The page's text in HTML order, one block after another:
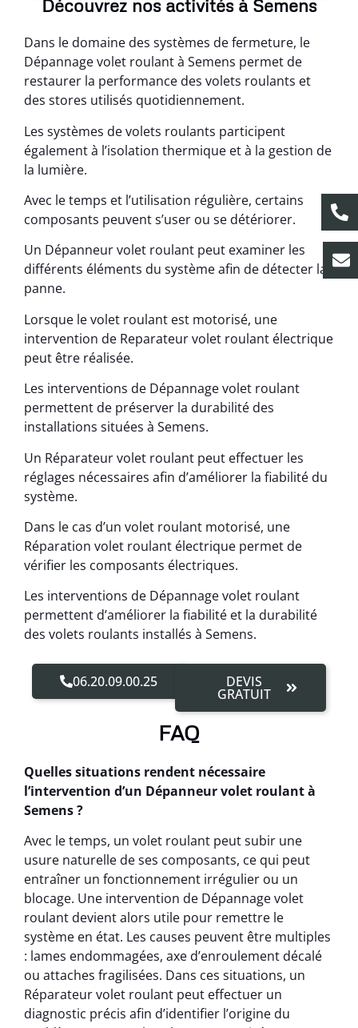
Découvrez nos activités à Semens
Dans le domaine des systèmes de fermeture, le
Dépannage volet roulant à Semens permet de
restaurer la performance des volets roulants et
des stores utilisés quotidiennement.
Les systèmes de volets roulants participent
également à l’isolation thermique et à la gestion de
la lumière.
Avec le temps et l’utilisation régulière, certains
composants peuvent s’user ou se détériorer.
Un Dépanneur volet roulant peut examiner les
différents éléments du système afin de détecter la
panne.
Lorsque le volet roulant est motorisé, une
intervention de Reparateur volet roulant électrique
peut être réalisée.
Les interventions de Dépannage volet roulant
permettent de préserver la durabilité des
installations situées à Semens.
Un Réparateur volet roulant peut effectuer les
réglages nécessaires afin d’améliorer la fiabilité du
système.
Dans le cas d’un volet roulant motorisé, une
Réparation volet roulant électrique permet de
vérifier les composants électriques.
Les interventions de Dépannage volet roulant
permettent d’améliorer la fiabilité et la durabilité
des volets roulants installés à Semens.
06.20.09.00.25 DEVIS
GRATUIT
FAQ
Quelles situations rendent nécessaire
l’intervention d’un Dépanneur volet roulant à
Semens ?
Avec le temps, un volet roulant peut subir une
usure naturelle de ses composants, ce qui peut
entraîner un fonctionnement irrégulier ou un
blocage. Une intervention de Dépannage volet
roulant devient alors utile pour remettre le
système en état. Les causes peuvent être multiples
: lames endommagées, axe d’enroulement décalé
ou attaches fragilisées. Dans ces situations, un
Réparateur volet roulant peut effectuer un
diagnostic précis afin d’identifier l’origine du